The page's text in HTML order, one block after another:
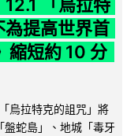
12.1 「烏拉特
提高世界首
縮短約 10 分
烏拉特克的詛咒」將
蛇島」、地城「毒牙